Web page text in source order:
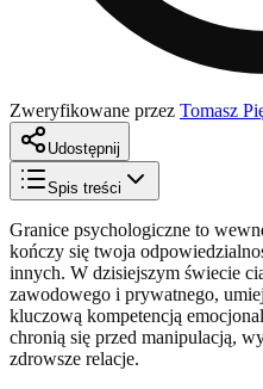
Zweryfikowane przez Tomasz
Udostępnij
Spis treści
Granice psychologiczne to
kończy się twoja
innych. W dzisiejszym świecie
zawodowego i prywatnego,
kluczową kompetencją
chronią się przed manipulacją,
zdrowsze relacje.